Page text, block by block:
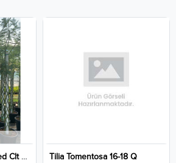
Acacia Dealbata Twisted Clt 55 Tilia Tomentosa 16-18 Q